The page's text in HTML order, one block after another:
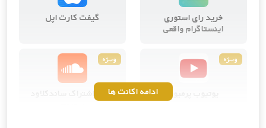
خرید رای استوری
اینستاگرام واقعی
گیفت کارت اپل
ویــژه
یوتیوب پرمیوم
ویــژه
خرید اشتراک ساندکلاودادامه اکانت ها